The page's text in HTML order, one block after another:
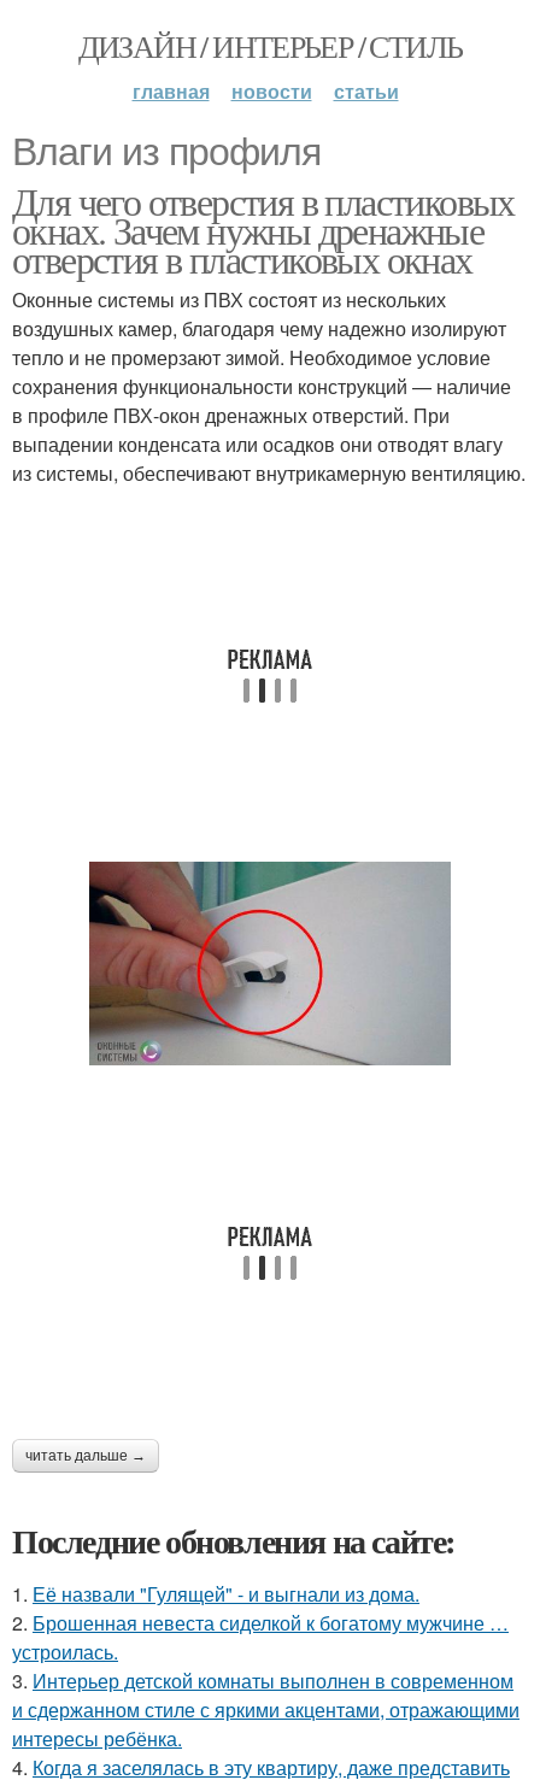
ДИЗАЙН / ИНТЕРЬЕР / СТИЛЬ
главная новости статьи
Влаги из профиля
Для чего отверстия в пластиковых
окнах. Зачем нужны дренажные
отверстия в пластиковых окнах
Оконные системы из ПВХ состоят из нескольких
воздушных камер, благодаря чему надежно изолируют
тепло и не промерзают зимой. Необходимое условие
сохранения функциональности конструкций — наличие
в профиле ПВХ-окон дренажных отверстий. При
выпадении конденсата или осадков они отводят влагу
из системы, обеспечивают внутрикамерную вентиляцию.
читать дальше →
Последние обновления на сайте:
1. Её назвали "Гулящей" - и выгнали из дома.
2. Брошенная невеста сиделкой к богатому мужчине …
устроилась.
3. Интерьер детской комнаты выполнен в современном
и сдержанном стиле с яркими акцентами, отражающими
интересы ребёнка.
4. Когда я заселялась в эту квартиру, даже представить